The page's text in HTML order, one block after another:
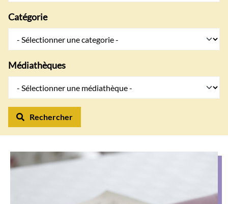
Catégorie
Médiathèques
Rechercher